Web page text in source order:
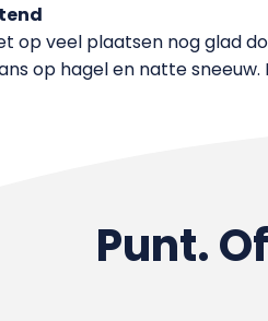
op veel plaatsen nog glad
op hagel en natte
Punt.